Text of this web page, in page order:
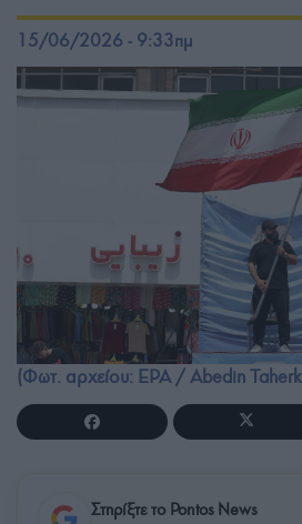
15/06/2026 - 9:33πμ
(Φωτ. αρχείου: EPA / Abedin
Στηρίξτε το Pontos News